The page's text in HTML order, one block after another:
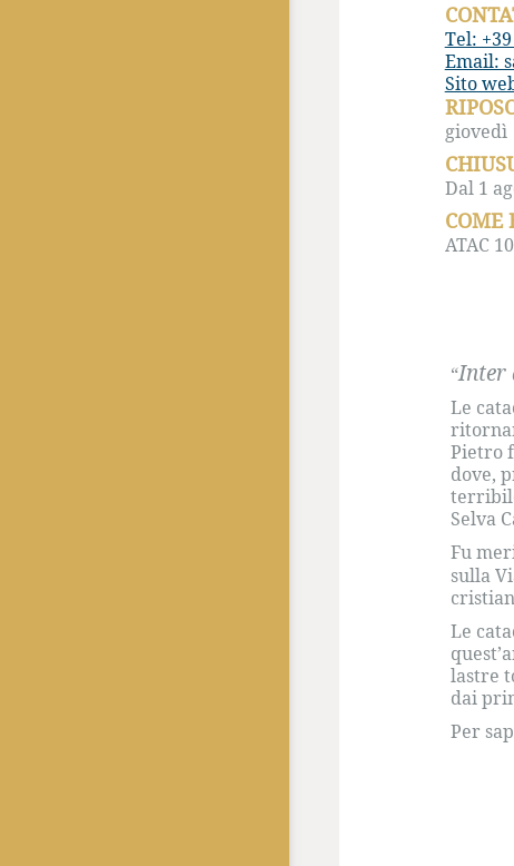
Tel:
Email:
Sito
giovedì
Dal 1
COME
ATAC
“Inter
Le
Pietro
dove,
Selva
Fu
sulla
Le
lastre
dai
Per